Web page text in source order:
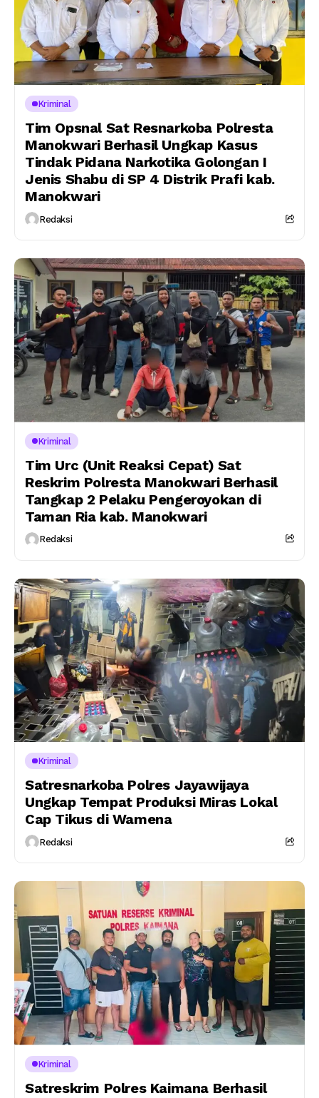
Kriminal
Tim Opsnal Sat Resnarkoba Polresta
Manokwari Berhasil Ungkap Kasus
Tindak Pidana Narkotika Golongan I
Jenis Shabu di SP 4 Distrik Prafi kab.
Manokwari
Redaksi
Kriminal
Tim Urc (Unit Reaksi Cepat) Sat
Reskrim Polresta Manokwari Berhasil
Tangkap 2 Pelaku Pengeroyokan di
Taman Ria kab. Manokwari
Redaksi
Kriminal
Satresnarkoba Polres Jayawijaya
Ungkap Tempat Produksi Miras Lokal
Cap Tikus di Wamena
Redaksi
Kriminal
Satreskrim Polres Kaimana Berhasil